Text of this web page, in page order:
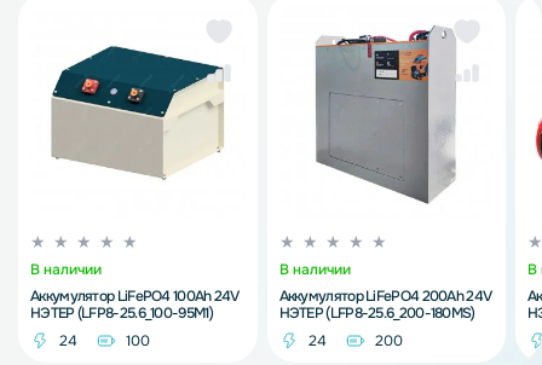
В наличии
Аккумулятор LiFePO4 100Ah 24V
НЭТЕР (LFP8-25.6_100-95M1)
24
100
В наличии
Аккумулятор LiFePO4 200Ah 24V
НЭТЕР (LFP8-25.6_200-180MS)
24
200
В